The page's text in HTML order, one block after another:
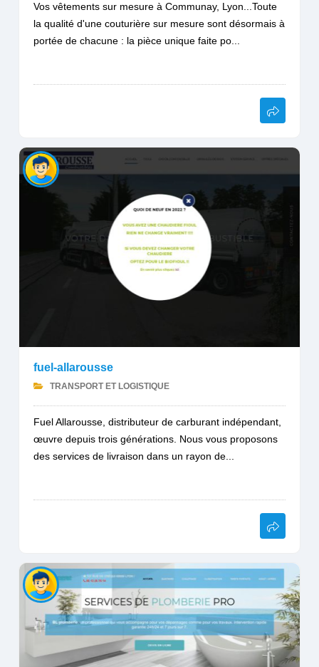
Vos vêtements sur mesure à Communay, Lyon...Toute
la qualité d'une couturière sur mesure sont désormais à
portée de chacune : la pièce unique faite po...
fuel-allarousse
TRANSPORT ET LOGISTIQUE
Fuel Allarousse, distributeur de carburant indépendant,
œuvre depuis trois générations. Nous vous proposons
des services de livraison dans un rayon de...